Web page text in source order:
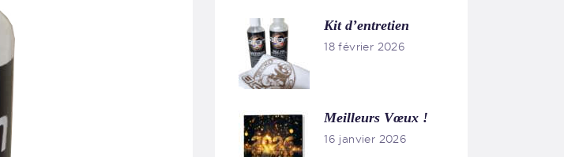
Kit d’entretien
18 février 2026
Meilleurs Vœux !
16 janvier 2026